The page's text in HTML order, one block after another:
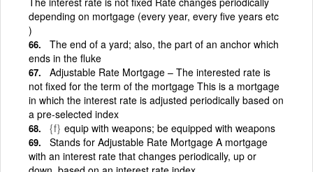
depending on mortgage (every year, every five years etc
)
The end of a yard; also, the part of an anchor which
ends in the fluke
Adjustable Rate Mortgage – The interested rate is
not fixed for the term of the mortgage This is a mortgage
in which the interest rate is adjusted periodically based on
a pre-selected index
{f} equip with weapons; be equipped with weapons
Stands for Adjustable Rate Mortgage A mortgage
with an interest rate that changes periodically, up or